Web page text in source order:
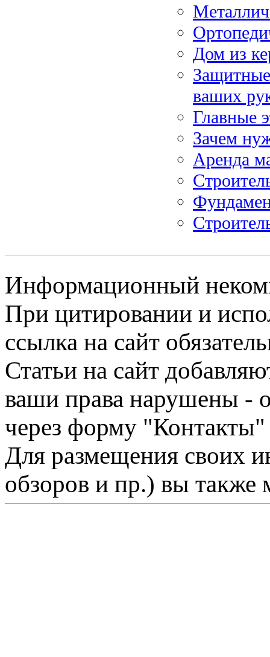
Дом из
ваших
Главные
Зачем
Аренда
Информационный
При цитировании и
ссылка на сайт
Статьи на сайт
ваши права нарушены -
через форму "Контакты"
Для размещения своих
обзоров и пр.) вы также